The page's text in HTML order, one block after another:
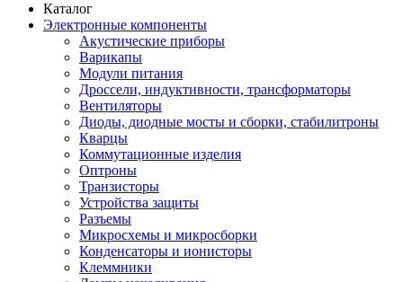
Каталог
Электронные компоненты
Акустические приборы
Варикапы
Модули питания
Дроссели, индуктивности, трансформаторы
Вентиляторы
Диоды, диодные мосты и сборки, стабилитроны
Кварцы
Коммутационные изделия
Оптроны
Транзисторы
Устройства защиты
Разъемы
Микросхемы и микросборки
Конденсаторы и ионисторы
Клеммники